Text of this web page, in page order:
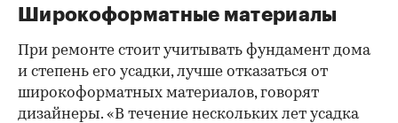
Широкоформатные материалы
При ремонте стоит учитывать фундамент дома
и степень его усадки, лучше отказаться от
широкоформатных материалов, говорят
дизайнеры. «В течение нескольких лет усадка